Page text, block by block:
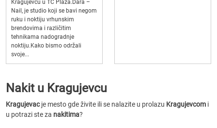
Kragujevcu u TC Plaza.Dara –
Nail, je studio koji se bavi negom
ruku i noktiju vrhunskim
brendovima i različitim
tehnikama nadogradnje
noktiju.Kako bismo održali
svoje...
Nakit u Kragujevcu
Kragujevacje mesto gde živite ili se nalazite u prolazu Kragujevcom i
u potrazi ste za nakitima?